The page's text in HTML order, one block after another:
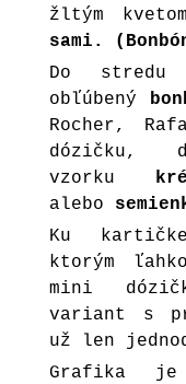
žltým
sami.
Do
obľúbený
Rocher,
dózičku,
vzorku
alebo
Ku
ktorým
mini
variant s
už len
Grafika je